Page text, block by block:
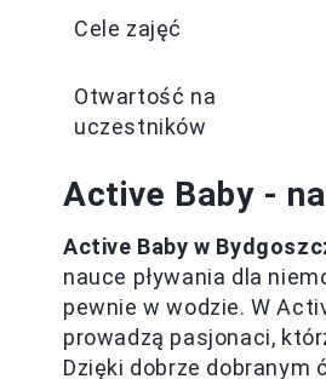
Cele zajęć
Otwartość na
uczestników
Active Baby -
Active Baby w
nauce pływania dla
pewnie w wodzie. W
prowadzą pasjonaci,
Dzięki dobrze dobranym